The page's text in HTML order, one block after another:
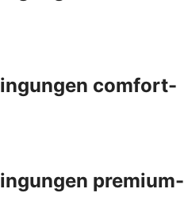
comfort-
premium-